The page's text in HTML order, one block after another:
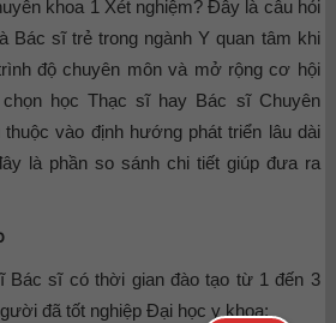
khoa 1 Xét nghiệm? Đây là câu hỏi
Bác sĩ trẻ trong ngành Y quan tâm khi
độ chuyên môn và mở rộng cơ hội
học Thạc sĩ hay Bác sĩ Chuyên
vào định hướng phát triển lâu dài
là phần so sánh chi tiết giúp đưa ra
Bác sĩ có thời gian đào tạo từ 1 đến 3
đã tốt nghiệp Đại học y khoa;